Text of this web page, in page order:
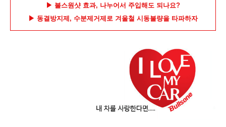
▶ 불스원샷 효과, 나누어서 주입해도 되나요?
▶ 동결방지제, 수분제거제로 겨울철 시동불량을 타파하자